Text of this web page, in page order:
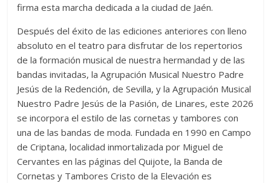
firma esta marcha dedicada a la ciudad de Jaén.
Después del éxito de las ediciones anteriores con lleno
absoluto en el teatro para disfrutar de los repertorios
de la formación musical de nuestra hermandad y de las
bandas invitadas, la Agrupación Musical Nuestro Padre
Jesús de la Redención, de Sevilla, y la Agrupación Musical
Nuestro Padre Jesús de la Pasión, de Linares, este 2026
se incorpora el estilo de las cornetas y tambores con
una de las bandas de moda. Fundada en 1990 en Campo
de Criptana, localidad inmortalizada por Miguel de
Cervantes en las páginas del Quijote, la Banda de
Cornetas y Tambores Cristo de la Elevación es